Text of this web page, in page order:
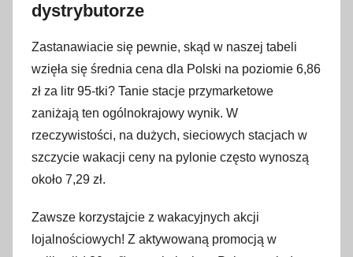
dystrybutorze
Zastanawiacie się pewnie, skąd w naszej tabeli
wzięła się średnia cena dla Polski na poziomie 6,86
zł za litr 95-tki? Tanie stacje przymarketowe
zaniżają ten ogólnokrajowy wynik. W
rzeczywistości, na dużych, sieciowych stacjach w
szczycie wakacji ceny na pylonie często wynoszą
około 7,29 zł.
Zawsze korzystajcie z wakacyjnych akcji
lojalnościowych! Z aktywowaną promocją w